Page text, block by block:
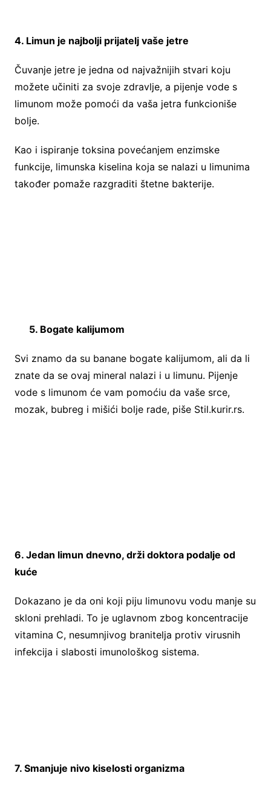
4. Limun je najbolji prijatelj vaše jetre
Čuvanje jetre je jedna od najvažnijih stvari koju
možete učiniti za svoje zdravlje, a pijenje vode s
limunom može pomoći da vaša jetra funkcioniše
bolje.
Kao i ispiranje toksina povećanjem enzimske
funkcije, limunska kiselina koja se nalazi u limunima
također pomaže razgraditi štetne bakterije.
5. Bogate kalijumom
Svi znamo da su banane bogate kalijumom, ali da li
znate da se ovaj mineral nalazi i u limunu. Pijenje
vode s limunom će vam pomoćiu da vaše srce,
mozak, bubreg i mišići bolje rade, piše Stil.kurir.rs.
6. Jedan limun dnevno, drži doktora podalje od
kuće
Dokazano je da oni koji piju limunovu vodu manje su
skloni prehladi. To je uglavnom zbog koncentracije
vitamina C, nesumnjivog branitelja protiv virusnih
infekcija i slabosti imunološkog sistema.
7. Smanjuje nivo kiselosti organizma